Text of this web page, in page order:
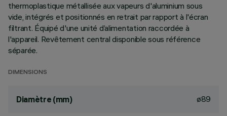
thermoplastique métallisée aux vapeurs d'aluminium sous
vide, intégrés et positionnés en retrait par rapport à l'écran
filtrant. Équipé d'une unité d’alimentation raccordée à
l'appareil. Revêtement central disponible sous référence
séparée.
DIMENSIONS
Diamètre (mm) ø89